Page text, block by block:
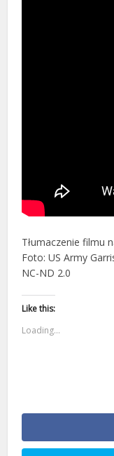
Tłumaczenie filmu
Foto: US Army
NC-ND 2.0
Like this:
Loading...